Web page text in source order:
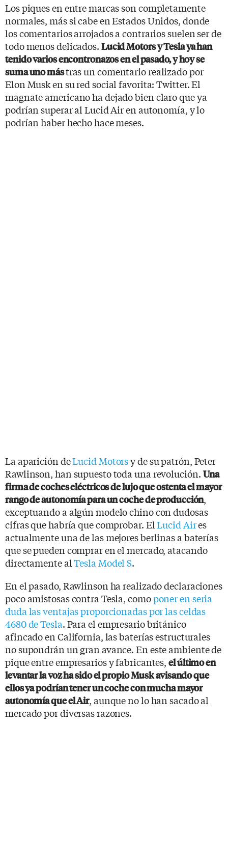
Los piques en entre marcas son completamente
normales, más si cabe en Estados Unidos, donde
los comentarios arrojados a contrarios suelen ser de
todo menos delicados. Lucid Motors y Tesla ya han
tenido varios encontronazos en el pasado, y hoy se
suma uno mástras un comentario realizado por
Elon Musk en su red social favorita: Twitter. El
magnate americano ha dejado bien claro que ya
podrían superar al Lucid Air en autonomía, y lo
podrían haber hecho hace meses.
La aparición deLucid Motorsy de su patrón, Peter
Rawlinson, han supuesto toda una revolución. Una
firma de coches eléctricos de lujo que ostenta el mayor
rango de autonomía para un coche de producción,
exceptuando a algún modelo chino con dudosas
cifras que habría que comprobar. ElLucid Aires
actualmente una de las mejores berlinas a baterías
que se pueden comprar en el mercado, atacando
directamente alTesla Model S.
En el pasado, Rawlinson ha realizado declaraciones
poco amistosas contra Tesla, comoponer en seria
duda las ventajas proporcionadas por las celdas
4680 de Tesla. Para el empresario británico
afincado en California, las baterías estructurales
no supondrán un gran avance. En este ambiente de
pique entre empresarios y fabricantes,el último en
levantar la voz ha sido el propio Musk avisando que
ellos ya podrían tener un coche con mucha mayor
autonomía que el Air, aunque no lo han sacado al
mercado por diversas razones.